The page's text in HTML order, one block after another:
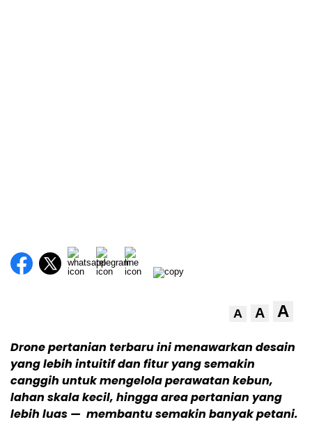
A A A
Drone pertanian terbaru ini menawarkan desain
yang lebih intuitif dan fitur yang semakin
canggih untuk mengelola perawatan kebun,
lahan skala kecil, hingga area pertanian yang
lebih luas — membantu semakin banyak petani.